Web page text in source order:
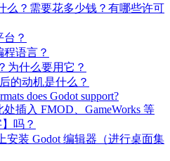
么？需要花多少钱？有哪些许可
台？
程语言？
为什么要用它？
的动机是什么？
does Godot support?
插入 FMOD、GameWorks 等
吗？
安装 Godot 编辑器（进行桌面集